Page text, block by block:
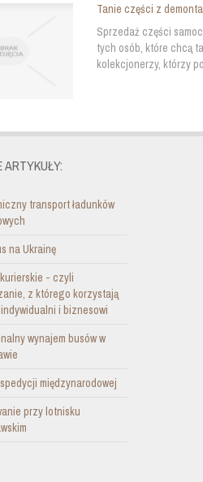
Tanie części z
Sprzedaż części
tych osób, które chcą
kolekcjonerzy, którzy
ARTYKUŁY:
transport ładunków
na Ukrainę
- czyli
z którego korzystają
i biznesowi
wynajem busów w
międzynarodowej
przy lotnisku